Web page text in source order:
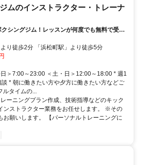
ムのインストラクター・トレーナ
シングジム！レッスンが何度でも無料で受け
門駅」より徒歩2分 「浜松町駅」より徒歩5分
＞7:00～23:00 ＜土・日＞12:00～18:00 * 週1
* 朝に働きたい方や夕方に働きたい方などご
ルタイムの...
ーニングプラン作成、技術指導などのキック
ンストラクター業務をお任せします。 ※その
お願いします。 【パーソナルトレーニングに